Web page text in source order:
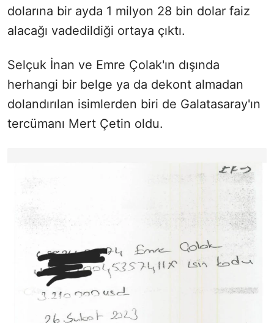
dolarına bir ayda 1 milyon 28 bin dolar faiz
alacağı vadedildiği ortaya çıktı.
Selçuk İnan ve Emre Çolak'ın dışında
herhangi bir belge ya da dekont almadan
dolandırılan isimlerden biri de Galatasaray'ın
tercümanı Mert Çetin oldu.